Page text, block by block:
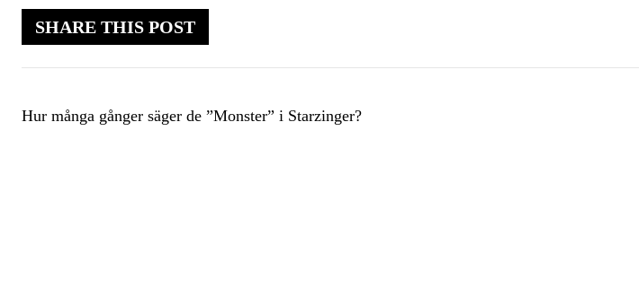
SHARE THIS POST
Hur många gånger säger de ”Monster” i Starzinger?